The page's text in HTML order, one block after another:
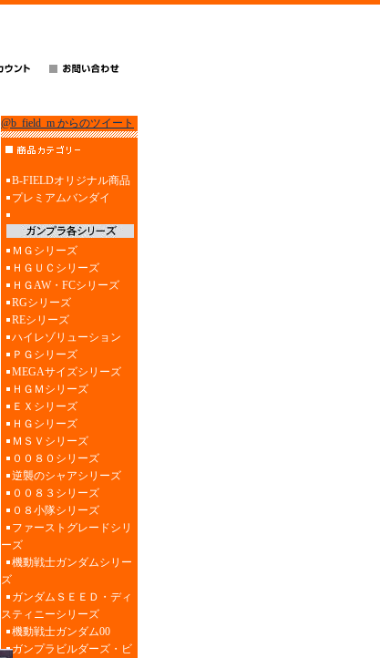
@b_field_m からのツイート
B-FIELDオリジナル商品
プレミアムバンダイ
ＭＧシリーズ
ＨＧＵＣシリーズ
ＨＧAW・FCシリーズ
RGシリーズ
REシリーズ
ハイレゾリューション
ＰＧシリーズ
MEGAサイズシリーズ
ＨＧＭシリーズ
ＥＸシリーズ
ＨＧシリーズ
ＭＳＶシリーズ
００８０シリーズ
逆襲のシャアシリーズ
００８３シリーズ
０８小隊シリーズ
ファーストグレードシリ
ーズ
機動戦士ガンダムシリー
ズ
ガンダムＳＥＥＤ・ディ
スティニーシリーズ
機動戦士ガンダム00
ガンプラビルダーズ・ビ